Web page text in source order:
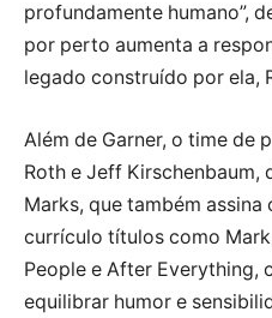
profundamente humano”,
por perto aumenta a
legado construído por ela,
Além de Garner, o time de
Roth e Jeff Kirschenbaum,
Marks, que também
currículo títulos como
People e After Everything,
equilibrar humor e